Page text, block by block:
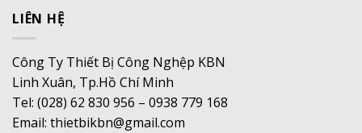
LIÊN HỆ
Công Ty Thiết Bị Công Nghệp KBN
Linh Xuân, Tp.Hồ Chí Minh
Tel: (028) 62 830 956 – 0938 779 168
Email: thietbikbn@gmail.com